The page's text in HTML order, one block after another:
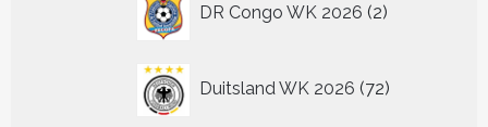
DR Congo WK 2026 2
producten
Duitsland WK 2026 72
producten